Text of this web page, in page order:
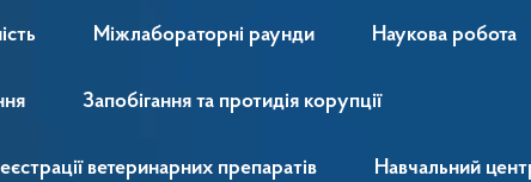
Міжлабораторні раунди Наукова робота
Запобігання та протидія корупції
ветеринарних препаратів Навчальний